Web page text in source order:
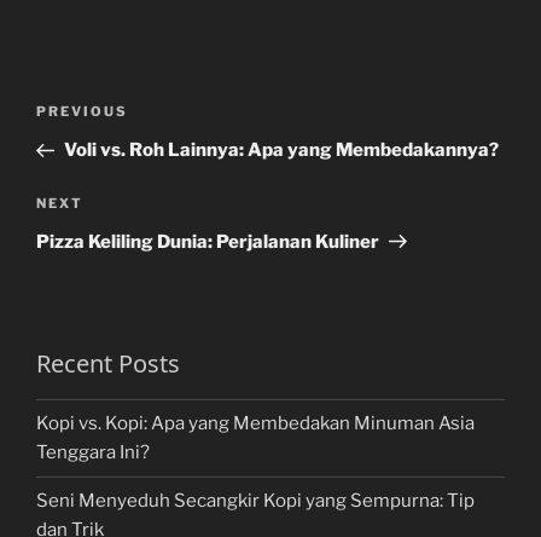
Previous
Post
PREVIOUS
Voli vs. Roh Lainnya: Apa yang Membedakannya?
Next
Post
NEXT
Pizza Keliling Dunia: Perjalanan Kuliner
Recent Posts
Kopi vs. Kopi: Apa yang Membedakan Minuman Asia
Tenggara Ini?
Seni Menyeduh Secangkir Kopi yang Sempurna: Tip
dan Trik